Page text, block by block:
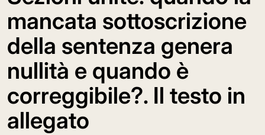
mancata sottoscrizione
della sentenza genera
nullità e quando è
correggibile?. Il testo in
allegato